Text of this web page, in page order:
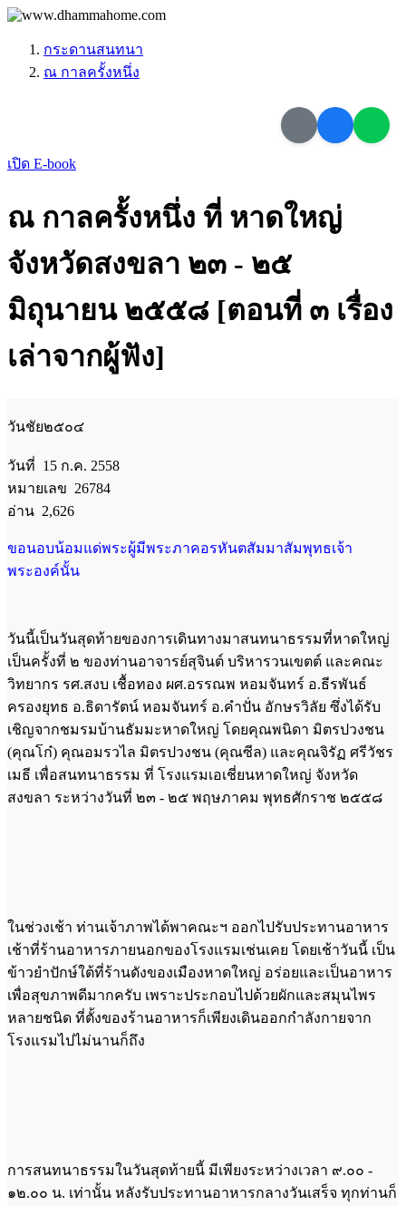
กระดานสนทนา
ณ กาลครั้งหนึ่ง
เปิด E-book
ณ กาลครั้งหนึ่ง ที่ หาดใหญ่
จังหวัดสงขลา ๒๓ - ๒๕
มิถุนายน ๒๕๕๘ [ตอนที่ ๓ เรื่อง
เล่าจากผู้ฟัง]
วันชัย๒๕๐๔
วันที่ 15 ก.ค. 2558
หมายเลข 26784
อ่าน 2,626
ขอนอบน้อมแด่พระผู้มีพระภาคอรหันตสัมมาสัมพุทธเจ้า
พระองค์นั้น
วันนี้เป็นวันสุดท้ายของการเดินทางมาสนทนาธรรมที่หาดใหญ่
เป็นครั้งที่ ๒ ของท่านอาจารย์สุจินต์ บริหารวนเขตต์ และคณะ
วิทยากร รศ.สงบ เชื้อทอง ผศ.อรรณพ หอมจันทร์ อ.ธีรพันธ์
ครองยุทธ อ.ธิดารัตน์ หอมจันทร์ อ.คำปั่น อักษรวิลัย ซึ่งได้รับ
เชิญจากชมรมบ้านธัมมะหาดใหญ่ โดยคุณพนิดา มิตรปวงชน
(คุณโก๋) คุณอมรวไล มิตรปวงชน (คุณซีล) และคุณจิรัฏ ศรีวัชร
เมธี เพื่อสนทนาธรรม ที่ โรงแรมเอเชี่ยนหาดใหญ่ จังหวัด
สงขลา ระหว่างวันที่ ๒๓ - ๒๕ พฤษภาคม พุทธศักราช ๒๕๕๘
ในช่วงเช้า ท่านเจ้าภาพได้พาคณะฯ ออกไปรับประทานอาหาร
เช้าที่ร้านอาหารภายนอกของโรงแรมเช่นเคย โดยเช้าวันนี้ เป็น
ข้าวยำปักษ์ใต้ที่ร้านดังของเมืองหาดใหญ่ อร่อยและเป็นอาหาร
เพื่อสุขภาพดีมากครับ เพราะประกอบไปด้วยผักและสมุนไพร
หลายชนิด ที่ตั้งของร้านอาหารก็เพียงเดินออกกำลังกายจาก
โรงแรมไปไม่นานก็ถึง
การสนทนาธรรมในวันสุดท้ายนี้ มีเพียงระหว่างเวลา ๙.๐๐ -
๑๒.๐๐ น. เท่านั้น หลังรับประทานอาหารกลางวันเสร็จ ทุกท่านก็